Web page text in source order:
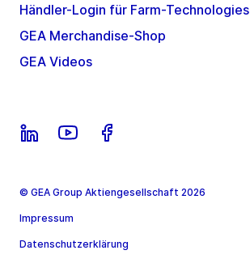
Händler-Login für Farm-Technologies
GEA Merchandise-Shop
GEA Videos
© GEA Group Aktiengesellschaft 2026
Impressum
Datenschutzerklärung